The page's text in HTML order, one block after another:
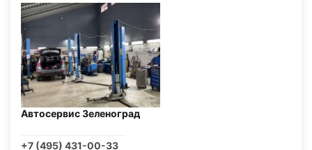
Автосервис Зеленоград
+7 (495) 431-00-33